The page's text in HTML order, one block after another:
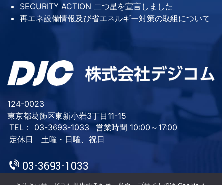
SECURITY ACTION 二つ星を宣言しました
再エネ設備情報及び省エネルギー対策の取組について
124-0023
東京都葛飾区東新小岩3丁目11-15
TEL： 03-3693-1033
営業時間 10:00～17:00
定休日 土曜・日曜、祝日
03-3693-1033